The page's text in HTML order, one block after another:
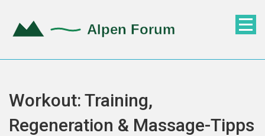
Workout: Training,
Regeneration & Massage-Tipps